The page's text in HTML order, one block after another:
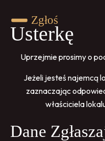
Zgłoś
Usterkę
Uprzejmie prosimy o
Jeżeli jesteś najemcą
zaznaczając
właściciela
Dane